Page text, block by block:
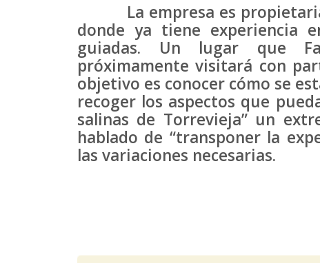
La empresa es propietaria
donde ya tiene experiencia
guiadas. Un lugar que
próximamente visitará con
objetivo es conocer cómo se
recoger los aspectos que
salinas de Torrevieja” un
hablado de “transponer la
las variaciones necesarias.